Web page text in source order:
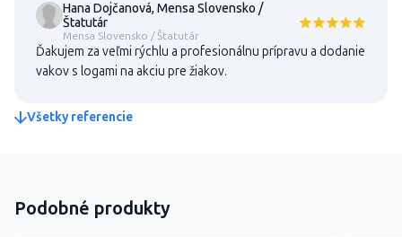
Hana Dojčanová, Mensa Slovensko /
Štatutár
Mensa Slovensko / Štatutár
Ďakujem za veľmi rýchlu a profesionálnu prípravu a dodanie
vakov s logami na akciu pre žiakov.
Všetky referencie
Podobné produkty